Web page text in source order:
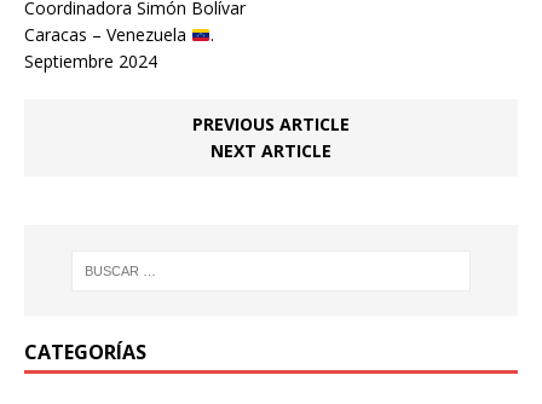
Coordinadora Simón Bolívar
Caracas – Venezuela
.
Septiembre 2024
PREVIOUS ARTICLE
NEXT ARTICLE
CATEGORÍAS